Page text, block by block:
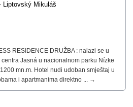
Liptovský Mikuláš
RESIDENCE DRUŽBA : nalazi se u
Jasná u nacionalnom parku Nízke
mn.m. Hotel nudi udoban smještaj u
i apartmanima direktno ... →